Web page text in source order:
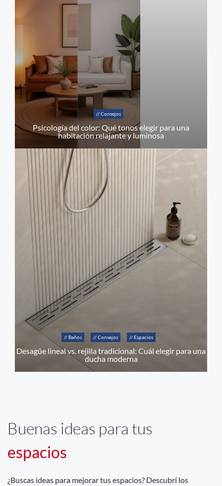
// Consejos
Psicología del color: Qué tonos elegir para una
habitación relajante y luminosa
// Baños // Consejos // Espacios
Desagüe lineal vs. rejilla tradicional: Cuál elegir para una
ducha moderna
Buenas ideas para tus
espacios
¿Buscas ideas para mejorar tus espacios? Descubrí los